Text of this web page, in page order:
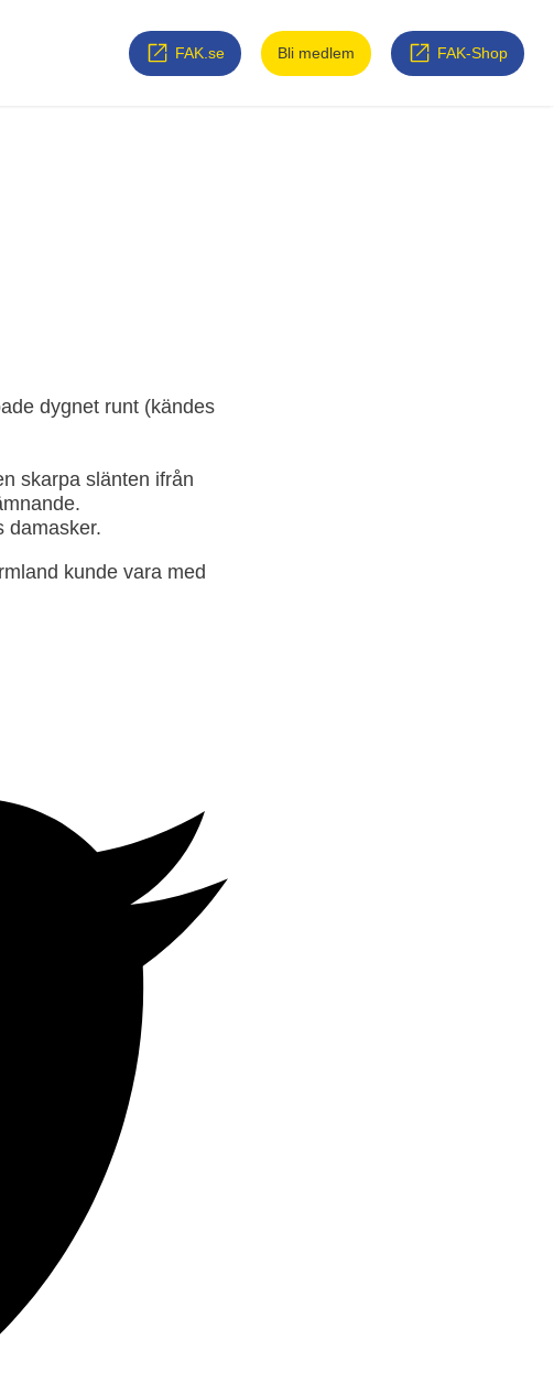
FAK.se Bli medlem FAK-Shop
dygnet runt (kändes
skarpa slänten ifrån
damasker.
kunde vara med